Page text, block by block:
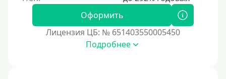
Под 1 %
С пролонгацией (продлением)
Под высокий процент
Оформить
Лицензия ЦБ: № 651403550005450
Подробнее